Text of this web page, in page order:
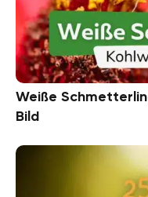
Weiße
Bild